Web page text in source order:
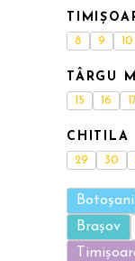
8 9 10
TÂRGU
15 16
CHITILA
29 30
Botoșani
Brașov